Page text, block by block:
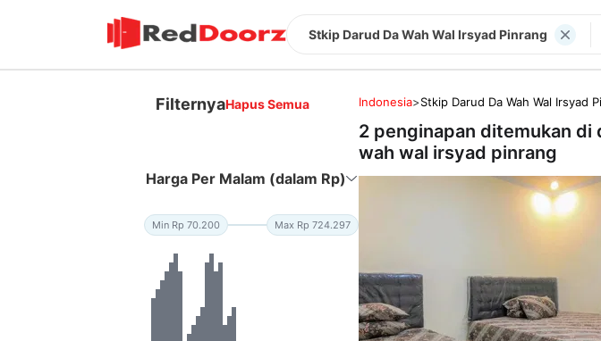
Stkip Darud Da Wah Wal Irsyad Pinrang
FilternyaHapus Semua
Harga Per Malam (dalam Rp)
Min Rp 70.200 Max Rp 724.297
Indonesia>Stkip Darud Da Wah Wal Irsyad
2 penginapan ditemukan di
wah wal irsyad pinrang